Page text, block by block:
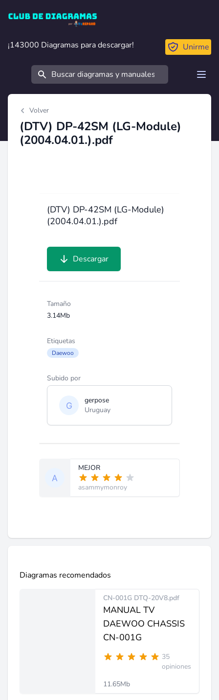
Club de Diagramas
¡143000 Diagramas para descargar!
¡143000 Diagramas para descargar! Unirme
Buscar
Volver
(DTV) DP-42SM (LG-Module)
(2004.04.01.).pdf
(DTV) DP-42SM (LG-Module)
(2004.04.01.).pdf
Descargar
Tamaño
3.14Mb
Etiquetas
Daewoo
Subido por
gerpose
Uruguay
MEJOR
asammymonroy
Diagramas recomendados
CN-001G DTQ-20V8.pdf
MANUAL TV
DAEWOO CHASSIS
CN-001G
35
opiniones
11.65Mb